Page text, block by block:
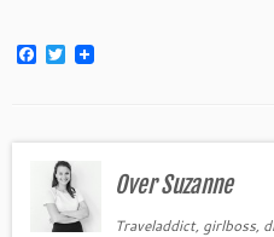
F
o
T
w
e
r
Over Suzanne
Traveladdict, girlboss,